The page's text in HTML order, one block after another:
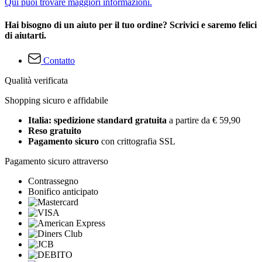
Hai bisogno di un aiuto per il tuo ordine? Scrivici e saremo felici
di aiutarti.
Contatto
Qualità verificata
Shopping sicuro e affidabile
Italia: spedizione standard gratuita a partire da € 59,90
Reso gratuito
Pagamento sicuro con crittografia SSL
Pagamento sicuro attraverso
Contrassegno
Bonifico anticipato